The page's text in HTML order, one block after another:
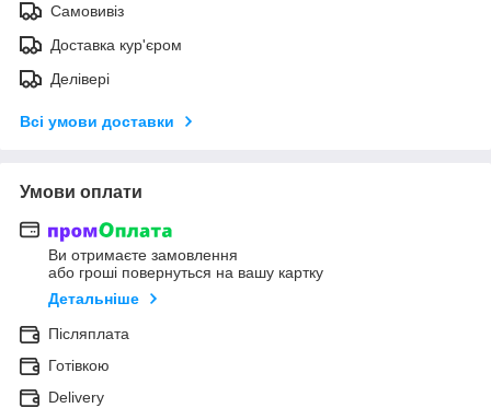
Самовивіз
Доставка кур'єром
Делівері
Всі умови доставки
Умови оплати
Ви отримаєте замовлення
або гроші повернуться на вашу картку
Детальніше
Післяплата
Готівкою
Delivery